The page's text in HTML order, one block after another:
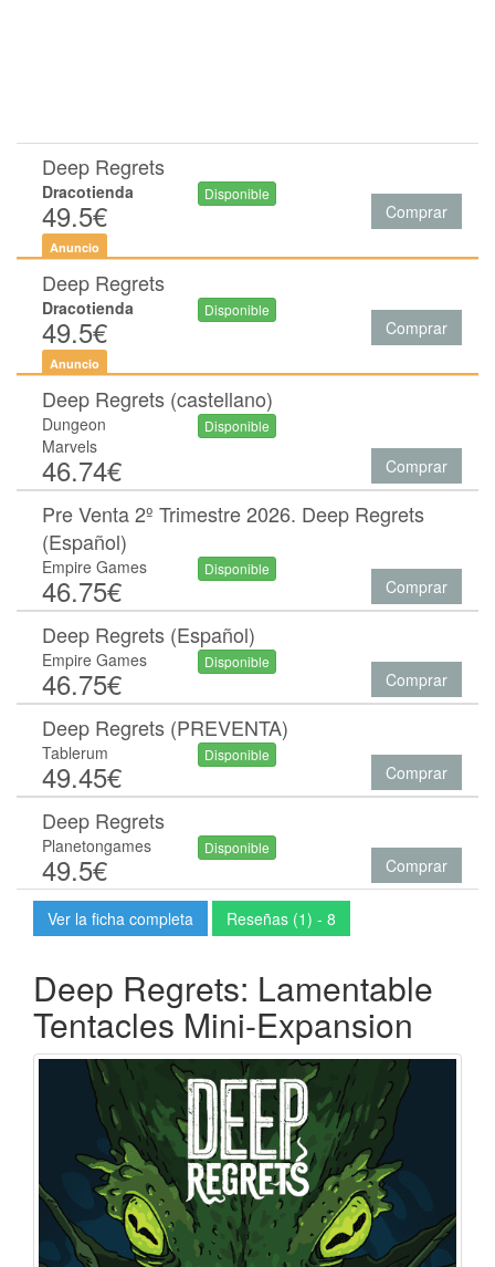
Deep Regrets
Dracotienda
49.5€
Disponible
Comprar
Anuncio
Deep Regrets
Dracotienda
49.5€
Disponible
Comprar
Anuncio
Deep Regrets (castellano)
Dungeon
Marvels
46.74€
Disponible
Comprar
Pre Venta 2º Trimestre 2026. Deep Regrets
(Español)
Empire Games
46.75€
Disponible
Comprar
Deep Regrets (Español)
Empire Games
46.75€
Disponible
Comprar
Deep Regrets (PREVENTA)
Tablerum
49.45€
Disponible
Comprar
Deep Regrets
Planetongames
49.5€
Disponible
Comprar
Ver la ficha completa Reseñas (1) - 8
Deep Regrets: Lamentable
Tentacles Mini-Expansion